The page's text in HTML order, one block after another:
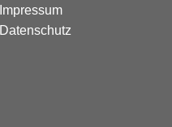
Impressum
Datenschutz